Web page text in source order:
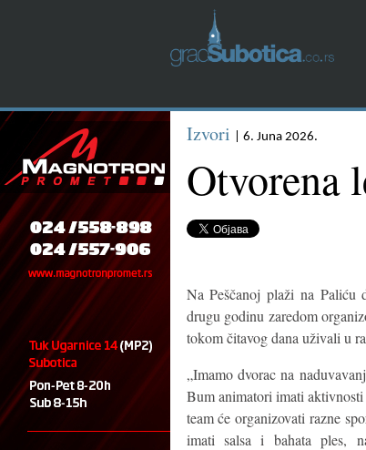
Izvori | 6. Juna 2026.
Otvorena
Na Peščanoj plaži na Paliću
drugu godinu zaredom
tokom čitavog dana uživali u
„Imamo dvorac na
Bum animatori imati aktivnosti
team će organizovati razne
imati salsa i bahata ples,